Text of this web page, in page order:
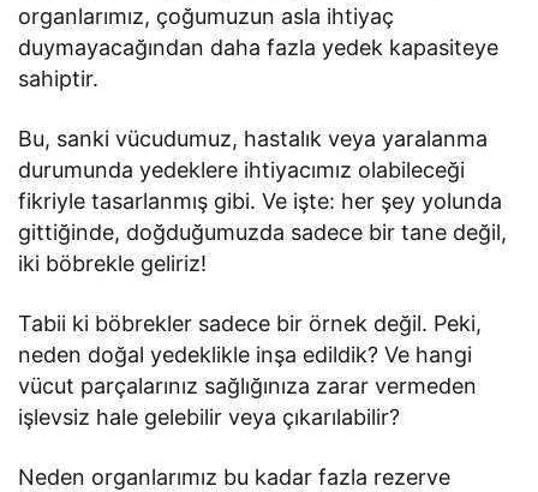
organlarımız, çoğumuzun asla ihtiyaç
duymayacağından daha fazla yedek kapasiteye
sahiptir.
Bu, sanki vücudumuz, hastalık veya yaralanma
durumunda yedeklere ihtiyacımız olabileceği
fikriyle tasarlanmış gibi. Ve işte: her şey yolunda
gittiğinde, doğduğumuzda sadece bir tane değil,
iki böbrekle geliriz!
Tabii ki böbrekler sadece bir örnek değil. Peki,
neden doğal yedeklikle inşa edildik? Ve hangi
vücut parçalarınız sağlığınıza zarar vermeden
işlevsiz hale gelebilir veya çıkarılabilir?
Neden organlarımız bu kadar fazla rezerve